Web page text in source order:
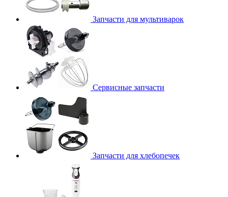
Запчасти для мультиварок
Сервисные запчасти
Запчасти для хлебопечек